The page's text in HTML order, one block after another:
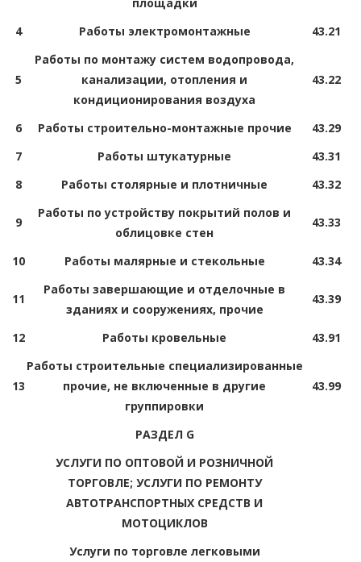
4 Работы электромонтажные 43.21
5
Работы по монтажу систем водопровода,
канализации, отопления и
кондиционирования воздуха
43.22
6 Работы строительно-монтажные прочие
43.29
7
Работы штукатурные
43.31
8
Работы столярные и плотничные 43.32
9
Работы по устройству покрытий полов и
облицовке стен
43.33
10 Работы малярные и стекольные 43.34
11
Работы завершающие и отделочные в
зданиях и сооружениях, прочие
43.39
12 Работы кровельные 43.91
13
Работы строительные специализированные
прочие, не включенные в другие
группировки
43.99
РАЗДЕЛ G
УСЛУГИ ПО ОПТОВОЙ И РОЗНИЧНОЙ
ТОРГОВЛЕ; УСЛУГИ ПО РЕМОНТУ
АВТОТРАНСПОРТНЫХ СРЕДСТВ И
МОТОЦИКЛОВ
Услуги по торговле легковыми